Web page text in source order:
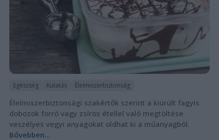
Egészség Kutatás Élelmiszerbiztonság
Élelmiszerbiztonsági szakértők szerint a kiürült fagyis
dobozok forró vagy zsíros étellel való megtöltése
veszélyes vegyi anyagokat oldhat ki a műanyagból.
Bővebben...